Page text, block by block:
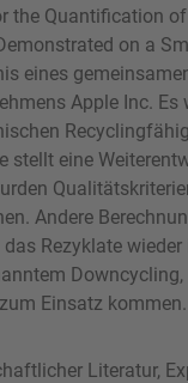
the Quantification
on a
eines
Apple Inc. Es
stellt eine
Andere
Rezyklate
Einsatz kommen.
Literatur,